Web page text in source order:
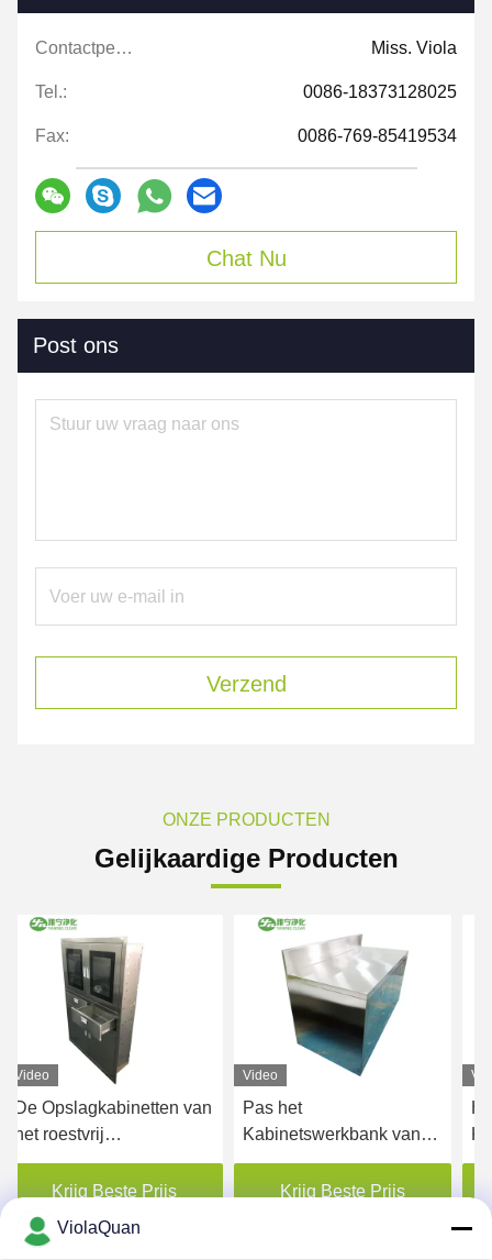
Contactpersonen: Miss. Viola
Tel.: 0086-18373128025
Fax: 0086-769-85419534
Chat Nu
Post ons
Verzend
ONZE PRODUCTEN
Gelijkaardige Producten
Video
De Opslagkabinetten van
het roestvrij
staalziekenhuis voor
DrugKrijg Beste Prijs
Video
Pas het
Kabinetswerkbank van
de Roestvrij staalopslag,
het Kabinet van de
Krijg Beste Prijs
ViolaQuan